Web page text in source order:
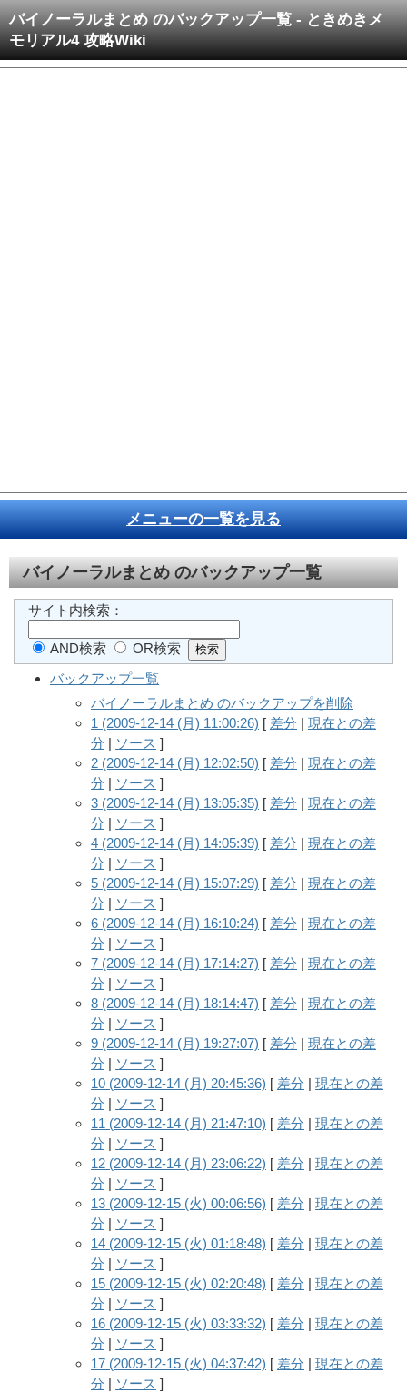
バイノーラルまとめ のバックアップ一覧 - ときめきメ
モリアル4 攻略Wiki
メニューの一覧を見る
バイノーラルまとめのバックアップ一覧
サイト内検索：
AND検索
OR検索
バックアップ一覧
バイノーラルまとめ のバックアップを削除
1 (2009-12-14 (月) 11:00:26) [ 差分 | 現在との差
分 | ソース ]
2 (2009-12-14 (月) 12:02:50) [ 差分 | 現在との差
分 | ソース ]
3 (2009-12-14 (月) 13:05:35) [ 差分 | 現在との差
分 | ソース ]
4 (2009-12-14 (月) 14:05:39) [ 差分 | 現在との差
分 | ソース ]
5 (2009-12-14 (月) 15:07:29) [ 差分 | 現在との差
分 | ソース ]
6 (2009-12-14 (月) 16:10:24) [ 差分 | 現在との差
分 | ソース ]
7 (2009-12-14 (月) 17:14:27) [ 差分 | 現在との差
分 | ソース ]
8 (2009-12-14 (月) 18:14:47) [ 差分 | 現在との差
分 | ソース ]
9 (2009-12-14 (月) 19:27:07) [ 差分 | 現在との差
分 | ソース ]
10 (2009-12-14 (月) 20:45:36) [ 差分 | 現在との差
分 | ソース ]
11 (2009-12-14 (月) 21:47:10) [ 差分 | 現在との差
分 | ソース ]
12 (2009-12-14 (月) 23:06:22) [ 差分 | 現在との差
分 | ソース ]
13 (2009-12-15 (火) 00:06:56) [ 差分 | 現在との差
分 | ソース ]
14 (2009-12-15 (火) 01:18:48) [ 差分 | 現在との差
分 | ソース ]
15 (2009-12-15 (火) 02:20:48) [ 差分 | 現在との差
分 | ソース ]
16 (2009-12-15 (火) 03:33:32) [ 差分 | 現在との差
分 | ソース ]
17 (2009-12-15 (火) 04:37:42) [ 差分 | 現在との差
分 | ソース ]